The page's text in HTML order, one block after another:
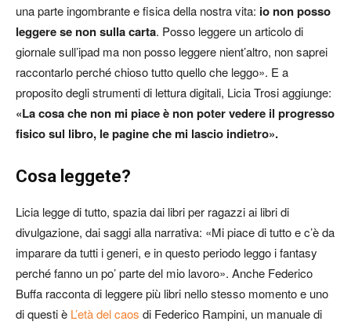
una parte ingombrante e fisica della nostra vita: io non posso
leggere se non sulla carta. Posso leggere un articolo di
giornale sull’ipad ma non posso leggere nient’altro, non saprei
raccontarlo perché chioso tutto quello che leggo». E a
proposito degli strumenti di lettura digitali, Licia Trosi aggiunge:
«La cosa che non mi piace è non poter vedere il progresso
fisico sul libro, le pagine che mi lascio indietro».
Cosa leggete?
Licia legge di tutto, spazia dai libri per ragazzi ai libri di
divulgazione, dai saggi alla narrativa: «Mi piace di tutto e c’è da
imparare da tutti i generi, e in questo periodo leggo i fantasy
perché fanno un po’ parte del mio lavoro». Anche Federico
Buffa racconta di leggere più libri nello stesso momento e uno
di questi è L’età del caos di Federico Rampini, un manuale di